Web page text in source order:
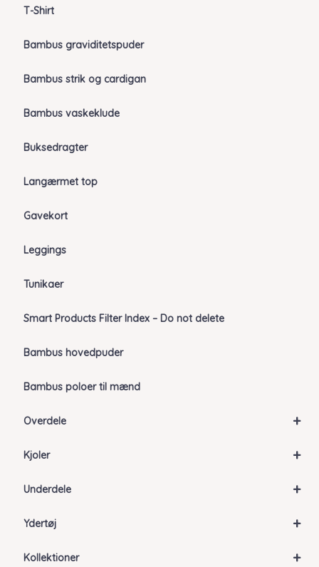
T-Shirt
Bambus graviditetspuder
Bambus strik og cardigan
Bambus vaskeklude
Buksedragter
Langærmet top
Gavekort
Leggings
Tunikaer
Smart Products Filter Index – Do not delete
Bambus hovedpuder
Bambus poloer til mænd
+
Overdele
+
Kjoler
+
Underdele
+
Ydertøj
+
Kollektioner